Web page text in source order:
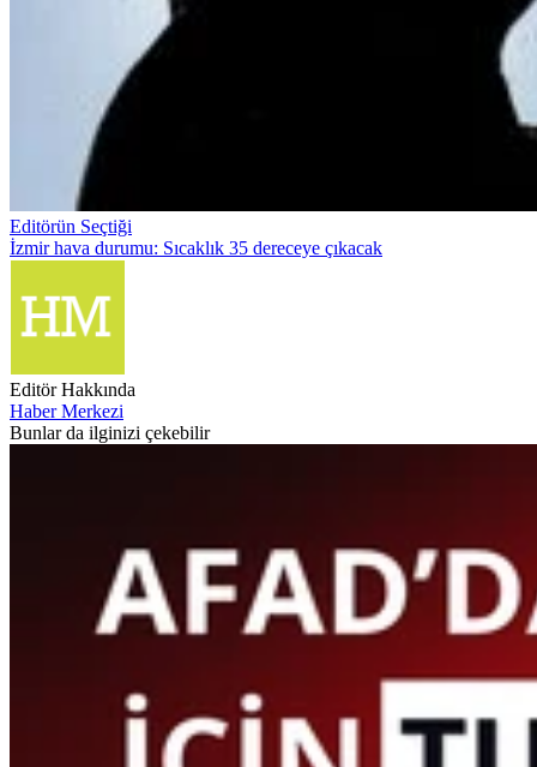
Editörün Seçtiği
İzmir hava durumu: Sıcaklık 35 dereceye çıkacak
Editör Hakkında
Haber Merkezi
Bunlar da ilginizi çekebilir